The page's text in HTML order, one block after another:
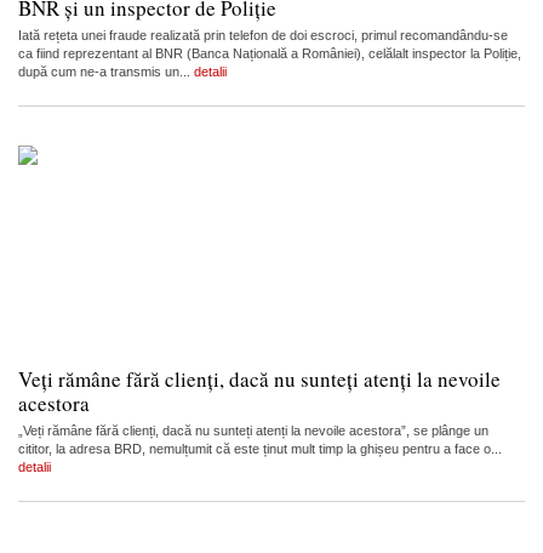
BNR și un inspector de Poliție
Iată rețeta unei fraude realizată prin telefon de doi escroci, primul recomandându-se
ca fiind reprezentant al BNR (Banca Națională a României), celălalt inspector la Poliție,
după cum ne-a transmis un... detalii
Veți rămâne fără clienți, dacă nu sunteți atenți la nevoile
acestora
„Veți rămâne fără clienți, dacă nu sunteți atenți la nevoile acestora”, se plânge un
cititor, la adresa BRD, nemulțumit că este ținut mult timp la ghișeu pentru a face o...
detalii